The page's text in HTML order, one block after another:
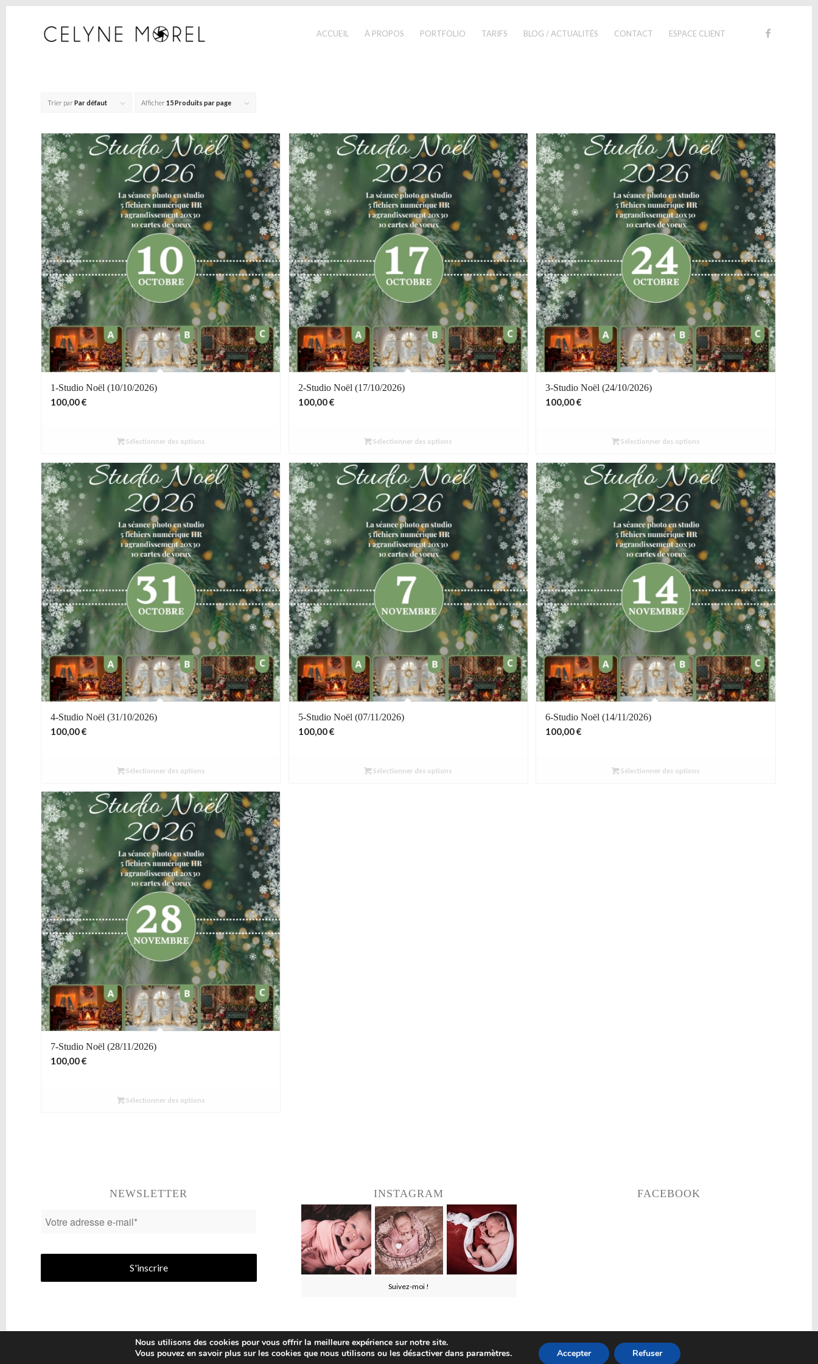
ACCUEIL À PROPOS PORTFOLIO TARIFS BLOG / ACTUALITÉS CONTACT ESPACE CLIENT
Trier parPar défaut Afficher15 Produits par page
1-Studio Noël (10/10/2026)
100,00€
Sélectionner des options
2-Studio Noël (17/10/2026)
100,00€
Sélectionner des options
3-Studio Noël (24/10/2026)
100,00€
Sélectionner des options
4-Studio Noël (31/10/2026)
100,00€
Sélectionner des options
5-Studio Noël (07/11/2026)
100,00€
Sélectionner des options
6-Studio Noël (14/11/2026)
100,00€
Sélectionner des options
7-Studio Noël (28/11/2026)
100,00€
Sélectionner des options
NEWSLETTER INSTAGRAM
Suivez-moi !
FACEBOOK
Conditions Générales de Vente Mentions légales Déclaration de confidentialité Données Personnelles
Nous utilisons des cookies pour vous offrir la meilleure expérience sur notre site.
Vous pouvez en savoir plus sur les cookies que nous utilisons ou les désactiver dans paramètres.
Accepter Refuser